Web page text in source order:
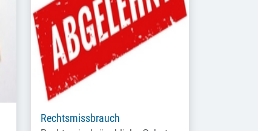
Rechtsmissbrauch